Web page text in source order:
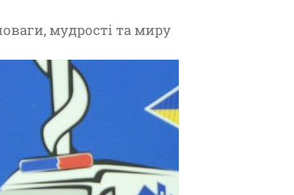
мудрості та миру